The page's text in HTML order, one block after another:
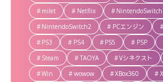
milet
Netflix
NintendoSwitch
NintendoSwitch2
PCエンジン
PS3
PS4 PS5 PSP
Steam
TAOYA Vシネクスト
Win
wowow XBox360